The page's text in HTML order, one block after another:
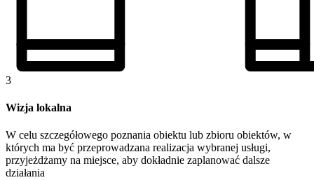
3
Wizja lokalna
W celu szczegółowego poznania obiektu lub zbioru obiektów, w
których ma być przeprowadzana realizacja wybranej usługi,
przyjeżdżamy na miejsce, aby dokładnie zaplanować dalsze
działania